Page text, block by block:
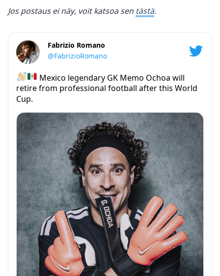
Jos postaus ei näy, voit katsoa sen tästä.
Fabrizio Romano
@FabrizioRomano
Mexico legendary GK Memo Ochoa will
retire from professional football after this World
Cup.